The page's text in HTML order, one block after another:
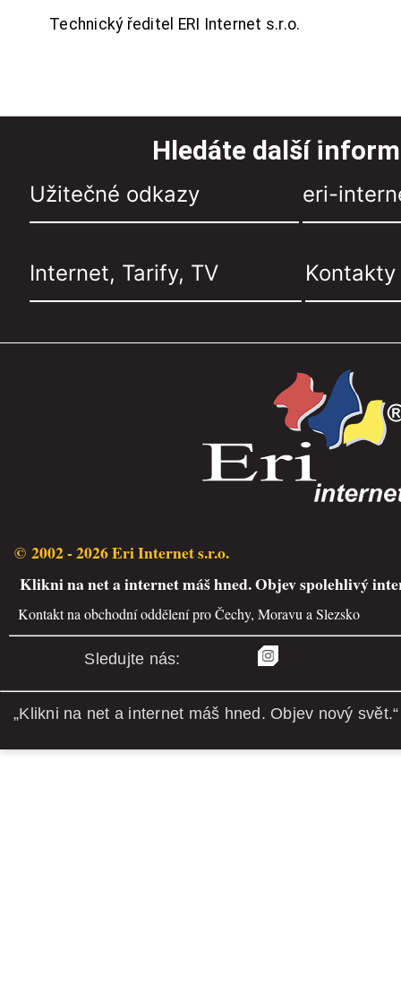
Technický ředitel ERI Internet s.r.o.
Hledáte další
Užitečné odkazy eri-
Internet, Tarify, TV Kontakty
© 2002 - 2026 Eri Internet s.r.o.
Klikni na net a internet máš hned. Objev spolehlivý
Kontakt na obchodní oddělení pro Čechy, Moravu a Slezsko
Sledujte nás:
„Klikni na net a internet máš hned. Objev nový svět.“